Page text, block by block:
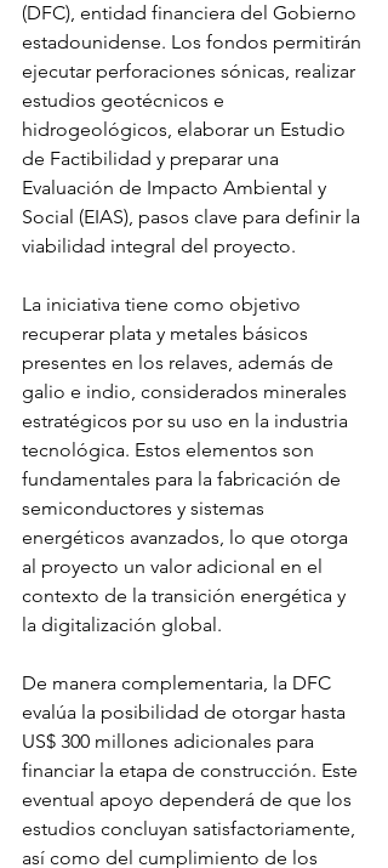
(DFC), entidad financiera del Gobierno
estadounidense. Los fondos permitirán
ejecutar perforaciones sónicas, realizar
estudios geotécnicos e
hidrogeológicos, elaborar un Estudio
de Factibilidad y preparar una
Evaluación de Impacto Ambiental y
Social (EIAS), pasos clave para definir la
viabilidad integral del proyecto.
La iniciativa tiene como objetivo
recuperar plata y metales básicos
presentes en los relaves, además de
galio e indio, considerados minerales
estratégicos por su uso en la industria
tecnológica. Estos elementos son
fundamentales para la fabricación de
semiconductores y sistemas
energéticos avanzados, lo que otorga
al proyecto un valor adicional en el
contexto de la transición energética y
la digitalización global.
De manera complementaria, la DFC
evalúa la posibilidad de otorgar hasta
US$ 300 millones adicionales para
financiar la etapa de construcción. Este
eventual apoyo dependerá de que los
estudios concluyan satisfactoriamente,
así como del cumplimiento de los